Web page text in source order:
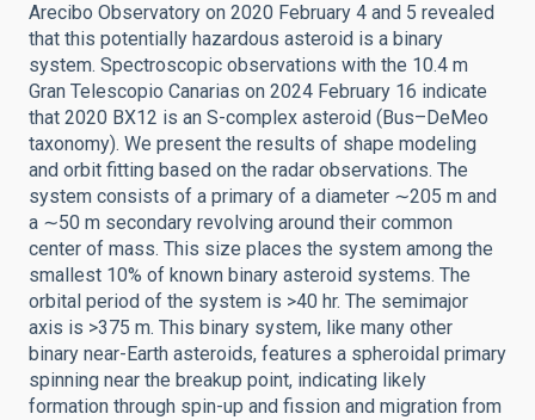
Arecibo Observatory on 2020 February 4 and 5 revealed
that this potentially hazardous asteroid is a binary
system. Spectroscopic observations with the 10.4 m
Gran Telescopio Canarias on 2024 February 16 indicate
that 2020 BX12 is an S-complex asteroid (Bus–DeMeo
taxonomy). We present the results of shape modeling
and orbit fitting based on the radar observations. The
system consists of a primary of a diameter ∼205 m and
a ∼50 m secondary revolving around their common
center of mass. This size places the system among the
smallest 10% of known binary asteroid systems. The
orbital period of the system is >40 hr. The semimajor
axis is >375 m. This binary system, like many other
binary near-Earth asteroids, features a spheroidal primary
spinning near the breakup point, indicating likely
formation through spin-up and fission and migration from